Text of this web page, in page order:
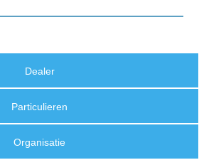
Dealer
Particulieren
Organisatie